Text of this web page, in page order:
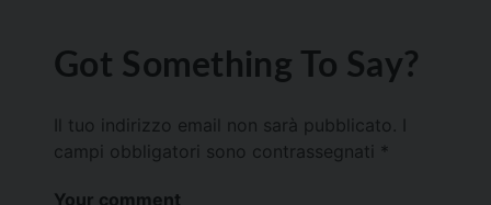
Got Something To Say?
Il tuo indirizzo email non sarà pubblicato.
campi obbligatori sono contrassegnati *
Your comment